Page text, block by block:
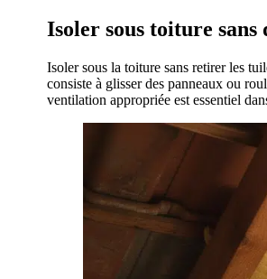
Isoler sous toiture
Isoler sous la toiture sans retirer les
consiste à glisser des panneaux ou
ventilation appropriée est essentiel